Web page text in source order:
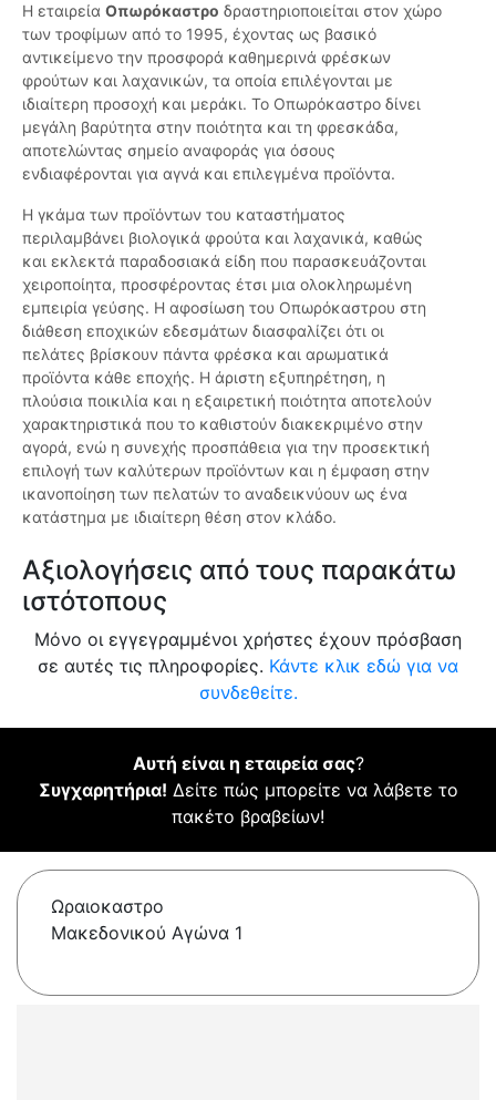
Η εταιρεία Οπωρόκαστρο δραστηριοποιείται στον χώρο
των τροφίμων από το 1995, έχοντας ως βασικό
αντικείμενο την προσφορά καθημερινά φρέσκων
φρούτων και λαχανικών, τα οποία επιλέγονται με
ιδιαίτερη προσοχή και μεράκι. Το Οπωρόκαστρο δίνει
μεγάλη βαρύτητα στην ποιότητα και τη φρεσκάδα,
αποτελώντας σημείο αναφοράς για όσους
ενδιαφέρονται για αγνά και επιλεγμένα προϊόντα.
Η γκάμα των προϊόντων του καταστήματος
περιλαμβάνει βιολογικά φρούτα και λαχανικά, καθώς
και εκλεκτά παραδοσιακά είδη που παρασκευάζονται
χειροποίητα, προσφέροντας έτσι μια ολοκληρωμένη
εμπειρία γεύσης. Η αφοσίωση του Οπωρόκαστρου στη
διάθεση εποχικών εδεσμάτων διασφαλίζει ότι οι
πελάτες βρίσκουν πάντα φρέσκα και αρωματικά
προϊόντα κάθε εποχής. Η άριστη εξυπηρέτηση, η
πλούσια ποικιλία και η εξαιρετική ποιότητα αποτελούν
χαρακτηριστικά που το καθιστούν διακεκριμένο στην
αγορά, ενώ η συνεχής προσπάθεια για την προσεκτική
επιλογή των καλύτερων προϊόντων και η έμφαση στην
ικανοποίηση των πελατών το αναδεικνύουν ως ένα
κατάστημα με ιδιαίτερη θέση στον κλάδο.
Αξιολογήσεις από τους παρακάτω
ιστότοπους
Μόνο οι εγγεγραμμένοι χρήστες έχουν πρόσβαση
σε αυτές τις πληροφορίες. Κάντε κλικ εδώ για να
συνδεθείτε.
Αυτή είναι η εταιρεία σας?
Συγχαρητήρια! Δείτε πώς μπορείτε να λάβετε το
πακέτο βραβείων!
Ωραιοκαστρο
Μακεδονικού Αγώνα 1